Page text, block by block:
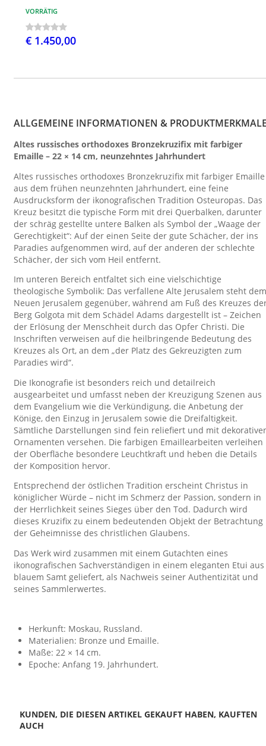
VORRÄTIG
€ 1.450,00
ALLGEMEINE INFORMATIONEN &
Altes russisches orthodoxes Bronzekruzifix mit farbiger
Emaille – 22 × 14 cm, neunzehntes Jahrhundert
Altes russisches orthodoxes Bronzekruzifix mit farbiger Emaille
aus dem frühen neunzehnten Jahrhundert, eine feine
Ausdrucksform der ikonografischen Tradition Osteuropas. Das
Kreuz besitzt die typische Form mit drei Querbalken, darunter
der schräg gestellte untere Balken als Symbol der „Waage der
Gerechtigkeit“: Auf der einen Seite der gute Schächer, der ins
Paradies aufgenommen wird, auf der anderen der schlechte
Schächer, der sich vom Heil entfernt.
Im unteren Bereich entfaltet sich eine vielschichtige
theologische Symbolik: Das verfallene Alte Jerusalem steht dem
Neuen Jerusalem gegenüber, während am Fuß des Kreuzes
Berg Golgota mit dem Schädel Adams dargestellt ist – Zeichen
der Erlösung der Menschheit durch das Opfer Christi. Die
Inschriften verweisen auf die heilbringende Bedeutung des
Kreuzes als Ort, an dem „der Platz des Gekreuzigten zum
Paradies wird“.
Die Ikonografie ist besonders reich und detailreich
ausgearbeitet und umfasst neben der Kreuzigung Szenen aus
dem Evangelium wie die Verkündigung, die Anbetung der
Könige, den Einzug in Jerusalem sowie die Dreifaltigkeit.
Sämtliche Darstellungen sind fein reliefiert und mit
Ornamenten versehen. Die farbigen Emaillearbeiten verleihen
der Oberfläche besondere Leuchtkraft und heben die Details
der Komposition hervor.
Entsprechend der östlichen Tradition erscheint Christus in
königlicher Würde – nicht im Schmerz der Passion, sondern in
der Herrlichkeit seines Sieges über den Tod. Dadurch wird
dieses Kruzifix zu einem bedeutenden Objekt der Betrachtung
der Geheimnisse des christlichen Glaubens.
Das Werk wird zusammen mit einem Gutachten eines
ikonografischen Sachverständigen in einem eleganten Etui aus
blauem Samt geliefert, als Nachweis seiner Authentizität und
seines Sammlerwertes.
Herkunft: Moskau, Russland.
Materialien: Bronze und Emaille.
Maße: 22 × 14 cm.
Epoche: Anfang 19. Jahrhundert.
KUNDEN, DIE DIESEN ARTIKEL GEKAUFT HABEN, KAUFTEN
AUCH